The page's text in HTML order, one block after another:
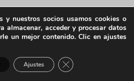
y nuestros socios usamos cookies o
almacenar, acceder y procesar datos
un mejor contenido. Clic en ajustes
Ajustes Cerrar el banner de